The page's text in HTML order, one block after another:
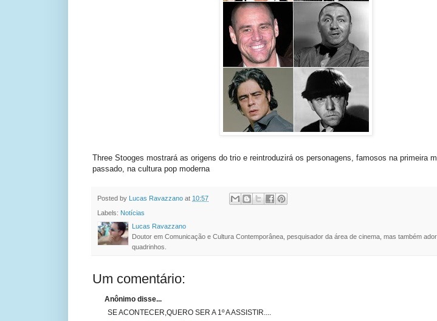
Three Stooges mostrará as origens do trio e reintroduzirá os personagens, famosos na primeira
passado, na cultura pop moderna
Posted by Lucas Ravazzano at 10:57
Labels: Notícias
Lucas Ravazzano
Doutor em Comunicação e Cultura Contemporânea, pesquisador da área de cinema, mas também
quadrinhos.
Um comentário:
Anônimo disse...
SE ACONTECER,QUERO SER A 1º A ASSISTIR....